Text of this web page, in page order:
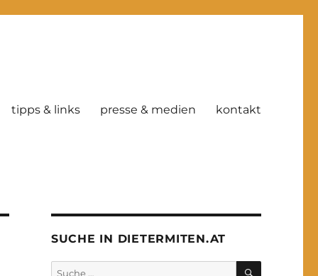
tipps & links presse & medien kontakt
SUCHE IN DIETERMITEN.AT
Suche
SUCHE